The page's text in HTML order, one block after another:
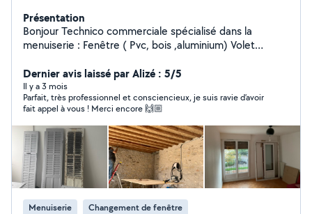
Présentation
Bonjour Technico commerciale spécialisé dans la
menuiserie : Fenêtre ( Pvc, bois ,aluminium) Volet
garage ) Store ( toile , banne ) Etc Je vous propose mes
talents pour des petites et grandes interventions.
Homme qui vous garantit le professionnalisme ainsi
qu'un excellent résultat. Très ponctuel et aime bien
faire. Je m'engage pour un travail propre et abordable.
Si vous avez des besoins pour de la rénovation (
peinture, menuiserie extérieur, électricité, plomberie) je
me ferais un plaisir de vous proposer les services de
société partenaire avec lesquelles je travaille tout aux
long de l'année. Merci
Dernier avis laissé par Alizé : 5/5
Il y a 3 mois
Parfait, très professionnel et consciencieux, je suis ravie d’avoir
fait appel à vous ! Merci encore 🙌🏼
Menuiserie Changement de fenêtre